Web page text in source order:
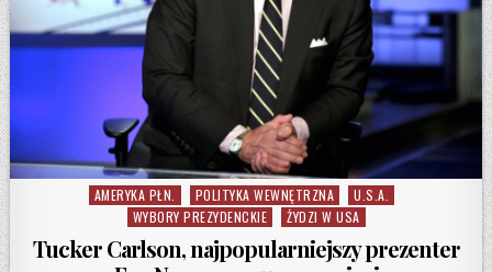
Posted in
AMERYKA PŁN. POLITYKA WEWNĘTRZNA
U.S.A.
WYBORY PREZYDENCKIE
ŻYDZI W USA
Tucker Carlson, najpopularniejszy prezenter